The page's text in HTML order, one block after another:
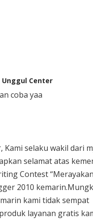
Center
coba yaa
Kami selaku wakil dari
selamat atas
Contest
2010
kami tidak sempat
layanan gratis